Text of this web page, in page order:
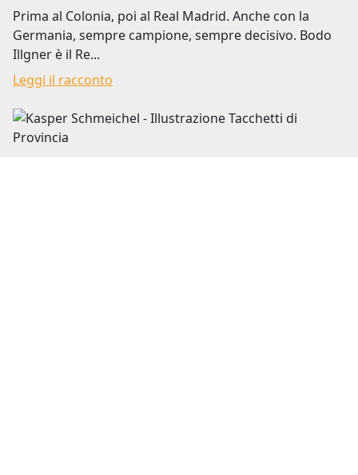
Prima al Colonia, poi al Real Madrid. Anche con la
Germania, sempre campione, sempre decisivo. Bodo
Illgner è il Re...
Leggi il racconto
Image